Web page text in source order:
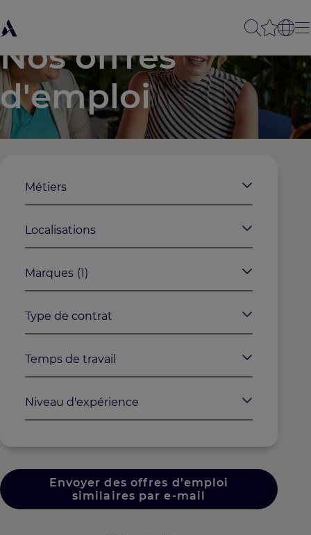
Nos offres
d'emploi
Métiers
Localisations
Marques (1)
Type de contrat
Temps de travail
Niveau d'expérience
Envoyer des offres d’emploi
similaires par e-mail